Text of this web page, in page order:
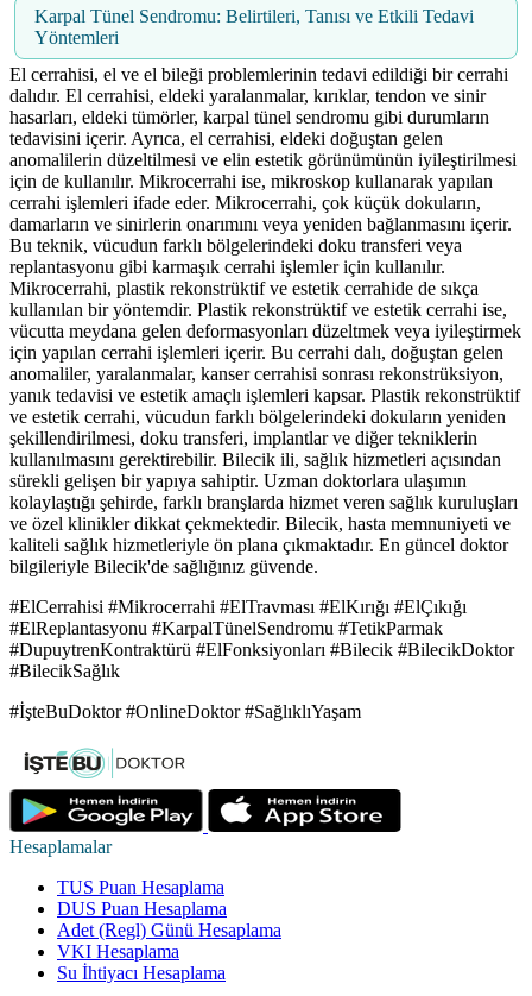
Karpal Tünel Sendromu: Belirtileri, Tanısı ve Etkili Tedavi
Yöntemleri
El cerrahisi, el ve el bileği problemlerinin tedavi edildiği bir cerrahi
dalıdır. El cerrahisi, eldeki yaralanmalar, kırıklar, tendon ve sinir
hasarları, eldeki tümörler, karpal tünel sendromu gibi durumların
tedavisini içerir. Ayrıca, el cerrahisi, eldeki doğuştan gelen
anomalilerin düzeltilmesi ve elin estetik görünümünün iyileştirilmesi
için de kullanılır. Mikrocerrahi ise, mikroskop kullanarak yapılan
cerrahi işlemleri ifade eder. Mikrocerrahi, çok küçük dokuların,
damarların ve sinirlerin onarımını veya yeniden bağlanmasını içerir.
Bu teknik, vücudun farklı bölgelerindeki doku transferi veya
replantasyonu gibi karmaşık cerrahi işlemler için kullanılır.
Mikrocerrahi, plastik rekonstrüktif ve estetik cerrahide de sıkça
kullanılan bir yöntemdir. Plastik rekonstrüktif ve estetik cerrahi ise,
vücutta meydana gelen deformasyonları düzeltmek veya iyileştirmek
için yapılan cerrahi işlemleri içerir. Bu cerrahi dalı, doğuştan gelen
anomaliler, yaralanmalar, kanser cerrahisi sonrası rekonstrüksiyon,
yanık tedavisi ve estetik amaçlı işlemleri kapsar. Plastik rekonstrüktif
ve estetik cerrahi, vücudun farklı bölgelerindeki dokuların yeniden
şekillendirilmesi, doku transferi, implantlar ve diğer tekniklerin
kullanılmasını gerektirebilir. Bilecik ili, sağlık hizmetleri açısından
sürekli gelişen bir yapıya sahiptir. Uzman doktorlara ulaşımın
kolaylaştığı şehirde, farklı branşlarda hizmet veren sağlık kuruluşları
ve özel klinikler dikkat çekmektedir. Bilecik, hasta memnuniyeti ve
kaliteli sağlık hizmetleriyle ön plana çıkmaktadır. En güncel doktor
bilgileriyle Bilecik'de sağlığınız güvende.
#ElCerrahisi #Mikrocerrahi #ElTravması #ElKırığı #ElÇıkığı
#ElReplantasyonu #KarpalTünelSendromu #TetikParmak
#DupuytrenKontraktürü #ElFonksiyonları #Bilecik #BilecikDoktor
#BilecikSağlık
#İşteBuDoktor #OnlineDoktor #SağlıklıYaşam
Hesaplamalar
TUS Puan Hesaplama
DUS Puan Hesaplama
Adet (Regl) Günü Hesaplama
VKI Hesaplama
Su İhtiyacı Hesaplama